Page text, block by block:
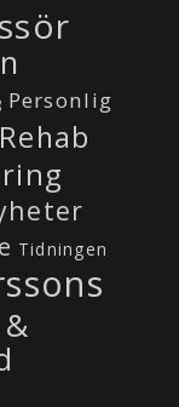
Personlig
Rehab
Tidningen